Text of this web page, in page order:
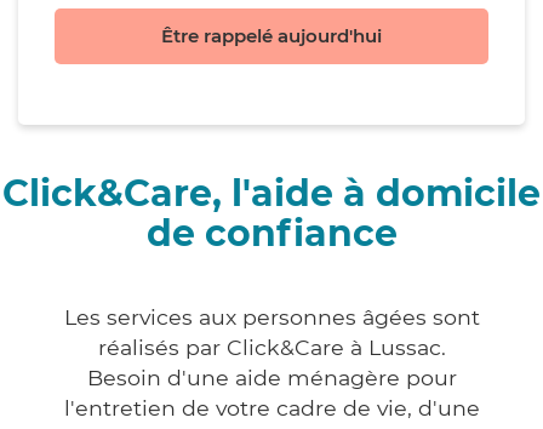
Être rappelé aujourd'hui
Click&Care, l'aide à domicile
de confiance
Les services aux personnes âgées sont
réalisés par Click&Care à Lussac.
Besoin d'une aide ménagère pour
l'entretien de votre cadre de vie, d'une